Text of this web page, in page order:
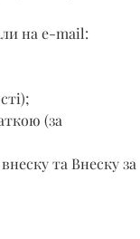
на e-mail:
(за
та Внеску за